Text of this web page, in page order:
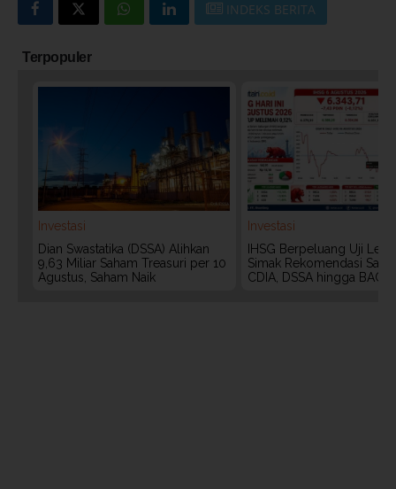
INDEKS BERITA
Terpopuler
Investasi
Dian Swastatika (DSSA) Alihkan
9,63 Miliar Saham Treasuri per 10
Agustus, Saham Naik
Investasi
IHSG Berpeluang Uji
Simak Rekomendasi
CDIA, DSSA hingga BACH